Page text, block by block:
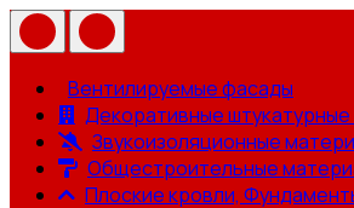
Вентилируемые фасады
Декоративные
Звукоизоляционные
Общестроительные
Плоские кровли,